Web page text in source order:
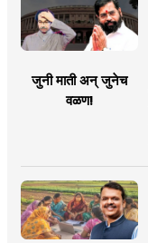
जुनी माती अन् जुनेच
वळण!